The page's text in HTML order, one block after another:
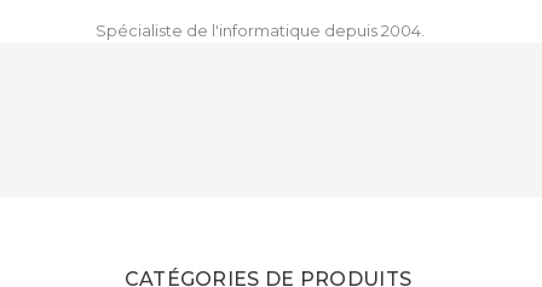
Spécialiste de l'informatique depuis 2004.
CATÉGORIES DE PRODUITS